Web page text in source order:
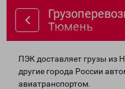
Тюмень
ПЭК доставляет грузы из
другие города России
авиатранспортом.